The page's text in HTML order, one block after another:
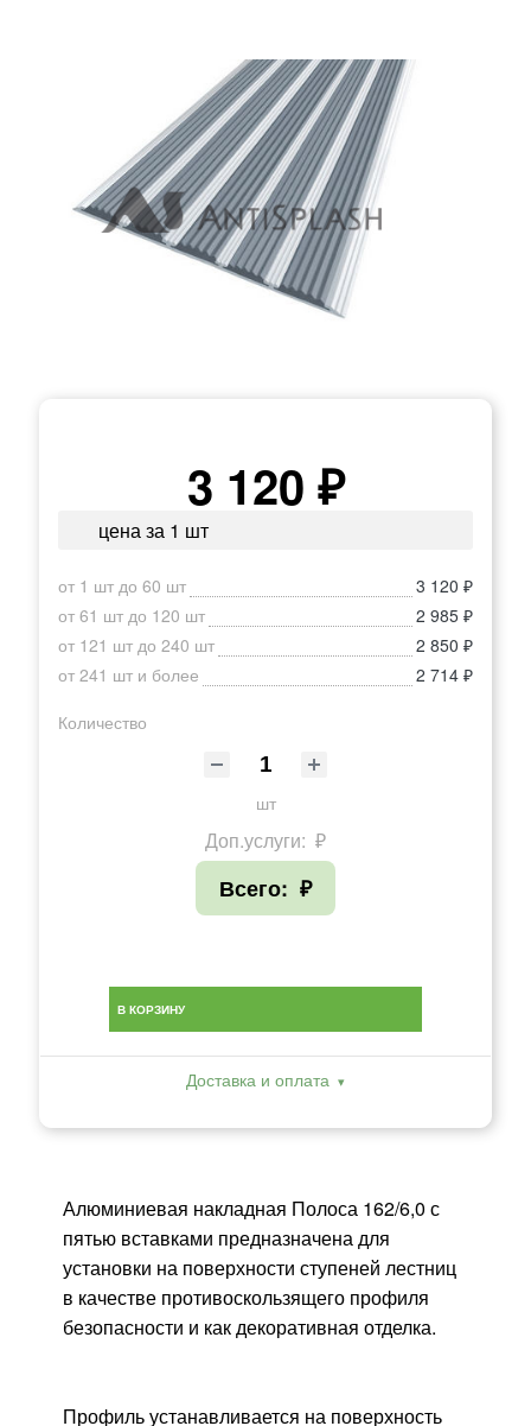
3 120 ₽
цена за 1 шт
от 1 шт до 60 шт
3 120 ₽
от 61 шт до 120 шт
2 985 ₽
от 121 шт до 240 шт
2 850 ₽
от 241 шт и более
2 714 ₽
Количество
шт
Доп.услуги: ₽
Всего: ₽
В КОРЗИНУ
Доставка и оплата
Алюминиевая накладная Полоса 162/6,0 с
пятью вставками предназначена для
установки на поверхности ступеней лестниц
в качестве противоскользящего профиля
безопасности и как декоративная отделка.
Профиль устанавливается на поверхность